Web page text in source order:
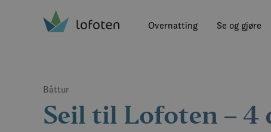
Overnatting Se og gjøre
Båttur
Seil til Lofoten –